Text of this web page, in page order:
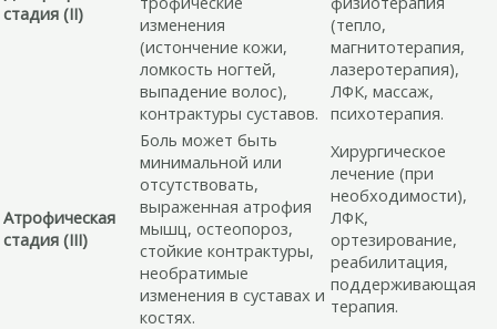
стадия (II)
изменения
(истончение кожи,
ломкость ногтей,
выпадение волос),
контрактуры суставов.
(тепло,
магнитотерапия,
лазеротерапия),
ЛФК, массаж,
психотерапия.
Атрофическая
стадия (III)
Боль может быть
минимальной или
отсутствовать,
выраженная атрофия
мышц, остеопороз,
стойкие контрактуры,
необратимые
изменения в суставах и
костях.
Хирургическое
лечение (при
необходимости),
ЛФК,
ортезирование,
реабилитация,
поддерживающая
терапия.